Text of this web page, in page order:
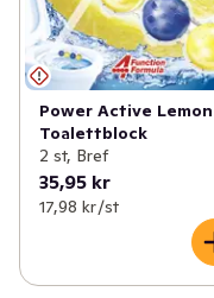
Power Active Lemon
Toalettblock
2 st, Bref
35,95 kr
17,98 kr /st